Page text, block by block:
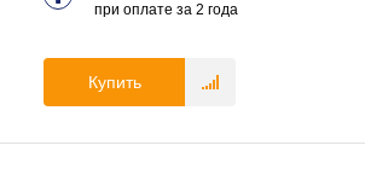
при оплате за 2 года
Купить